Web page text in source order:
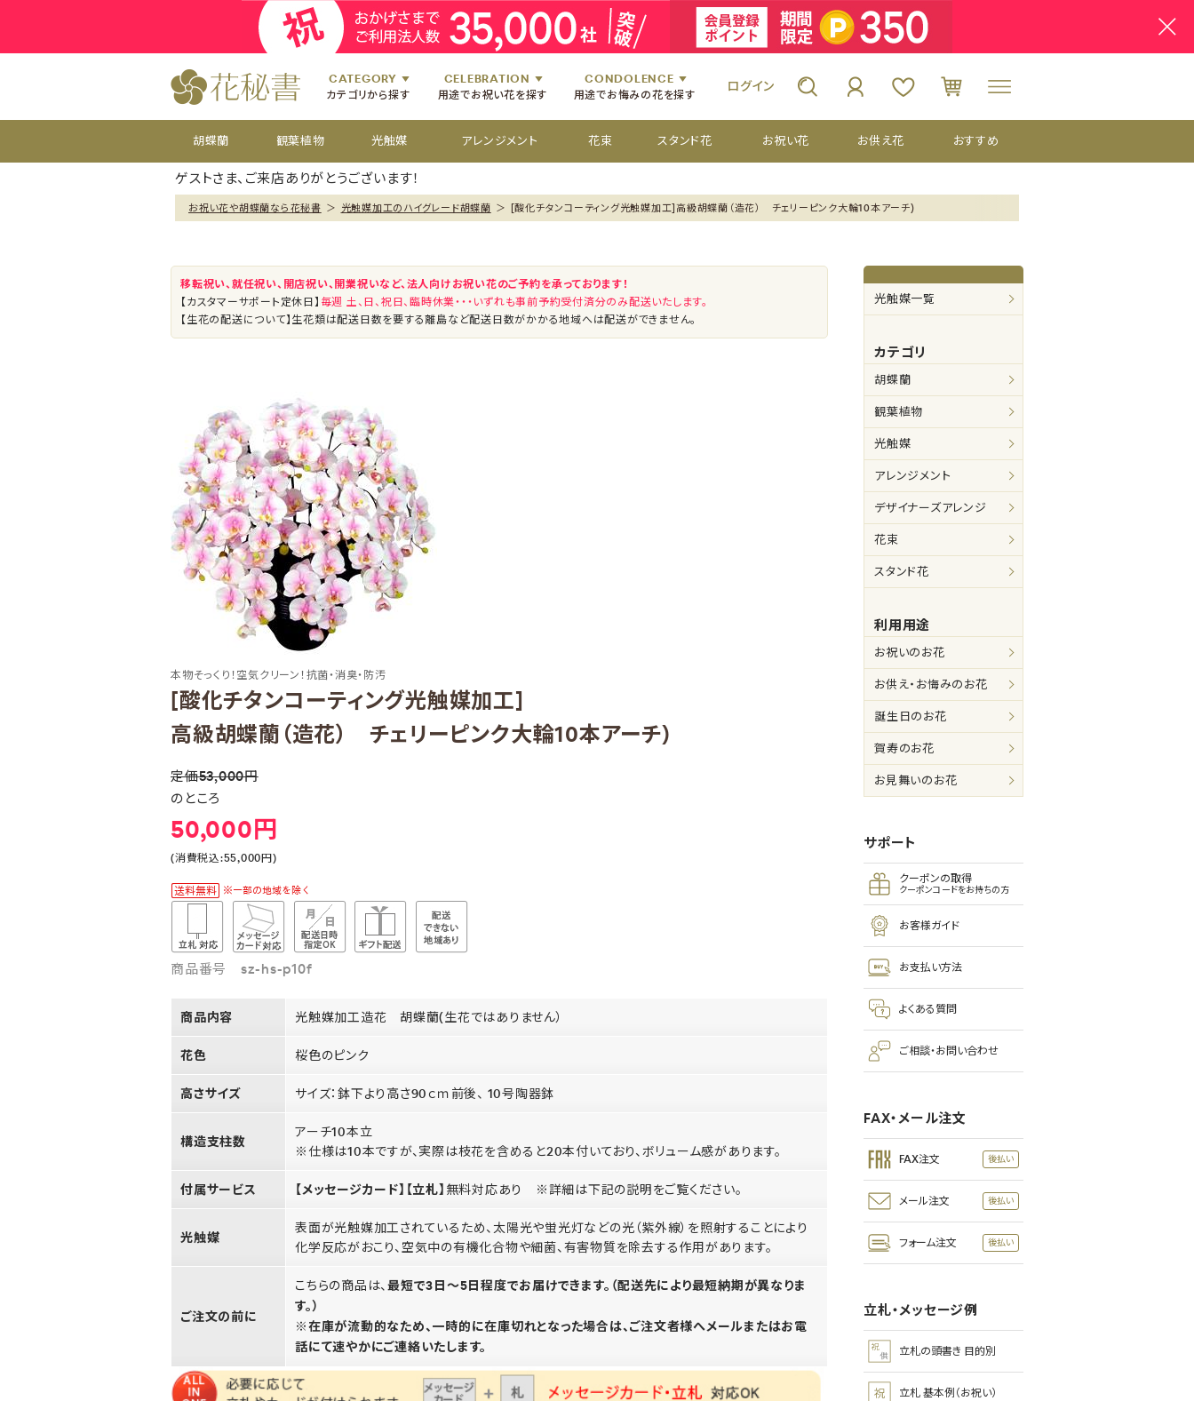
CATEGORY
カテゴリから探す
お祝い花
お供え花
おすすめ
CELEBRATION
用途でお祝い花を探す
開店祝いのお花
開設祝いのお花
楽屋見舞いのお花
個展・展覧会のお花
CONDOLENCE
用途でお悔みの花を探す
四十九日のお供え花
百か日のお供え花
お彼岸のお供え花
供花[通夜・葬儀・告別式]
ログイン
胡蝶蘭 観葉植物 光触媒 アレンジメント 花束 スタンド花 お祝い花 お供え花 おすすめ
ゲストさま、ご来店ありがとうございます！
お祝い花や胡蝶蘭なら花秘書 ＞ 光触媒加工のハイグレード胡蝶蘭 ＞ [酸化チタンコーティング光触媒加工]高級胡蝶蘭（造花） チェリーピンク大輪10本アーチ)
移転祝い、就任祝い、開店祝い、開業祝いなど、法人向けお祝い花のご予約を承っております！
【カスタマーサポート定休日】 毎週 土、日、祝日、臨時休業・・・いずれも事前予約受付済分のみ配送いたします。
【生花の配送について】生花類は配送日数を要する離島など配送日数がかかる地域へは配送ができません。
本物そっくり！空気クリーン！抗菌・消臭・防汚
[酸化チタンコーティング光触媒加工]
高級胡蝶蘭（造花） チェリーピンク大輪10本アーチ)
定価53,000円
のところ
50,000円
(消費税込:55,000円)
商品番号 sz-hs-p10f
商品内容 光触媒加工造花 胡蝶蘭(生花ではありません）
花色 桜色のピンク
高さサイズ サイズ：鉢下より高さ90ｃｍ前後、 10号陶器鉢
構造支柱数
アーチ10本立
※仕様は10本ですが、実際は枝花を含めると20本付いており、ボリューム感があります。
付属サービス 【メッセージカード】 【立札】 無料対応あり ※詳細は下記の説明をご覧ください。
光触媒
表面が光触媒加工されているため、太陽光や蛍光灯などの光（紫外線）を照射することにより
化学反応がおこり、空気中の有機化合物や細菌、有害物質を除去する作用があります。
ご注文の前に
こちらの商品は、最短で3日～5日程度でお届けできます。（配送先により最短納期が異なりま
す。）
※在庫が流動的なため、一時的に在庫切れとなった場合は、ご注文者様へメールまたはお電
話にて速やかにご連絡いたします。
光触媒一覧
カテゴリ
胡蝶蘭
観葉植物
光触媒
アレンジメント
デザイナーズアレンジ
花束
スタンド花
利用用途
お祝いのお花
お供え・お悔みのお花
誕生日のお花
賀寿のお花
お見舞いのお花
サポート
クーポンの取得
クーポンコードをお持ちの方
お客様ガイド
お支払い方法
よくある質問
ご相談・お問い合わせ
FAX・メール注文
FAX注文
メール注文
フォーム注文
立札・メッセージ例
立札の頭書き 目的別
立札 基本例（お祝い）